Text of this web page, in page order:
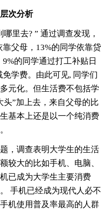
次分析
里去? ” 通过调查发现，
父母，13%的同学依靠贷
的同学通过打工补贴日
学费。由此可见, 同学们
元化。但生活费不包括学
”加上去，来自父母的比
基本上还是以一个纯消费
调查表明大学生的生活
较大的比如手机、电脑、
已成为大学生主要消费
手机已经成为现代人必不
机使用普及率最高的人群